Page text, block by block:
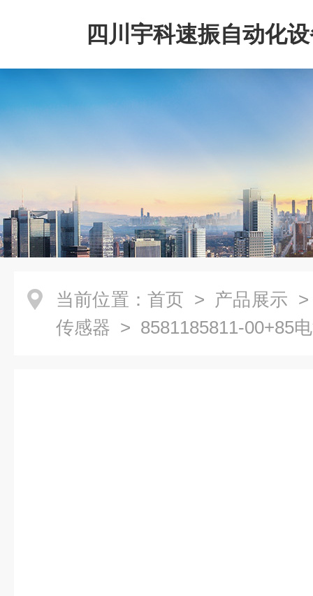
四川宇科速振自动化
公司
当前位置： 首页 > 产品展示
传感器 > 8581185811-00+85